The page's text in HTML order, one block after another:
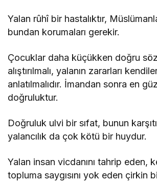
Yalan rûhî bir hastalıktır,
bundan korumaları gerekir.
Çocuklar daha küçükken doğru
alıştırılmalı, yalanın zararları
anlatılmalıdır. İmandan sonra en
doğruluktur.
Doğruluk ulvi bir sıfat, bunun
yalancılık da çok kötü bir huydur.
Yalan insan vicdanını tahrip eden,
topluma saygısını yok eden çirkin